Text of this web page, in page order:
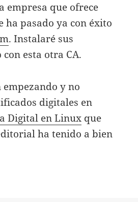
empresa que ofrece
pasado ya con éxito
. Instalaré sus
esta otra CA.
y no
digitales en
Digital en Linux que
ha tenido a bien